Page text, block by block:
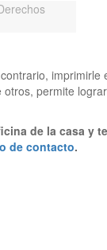
imprimirle
permite
de la casa y
de contacto.